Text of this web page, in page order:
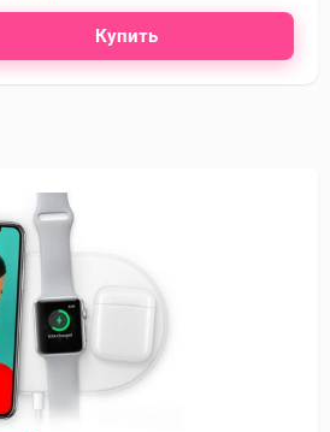
Купить